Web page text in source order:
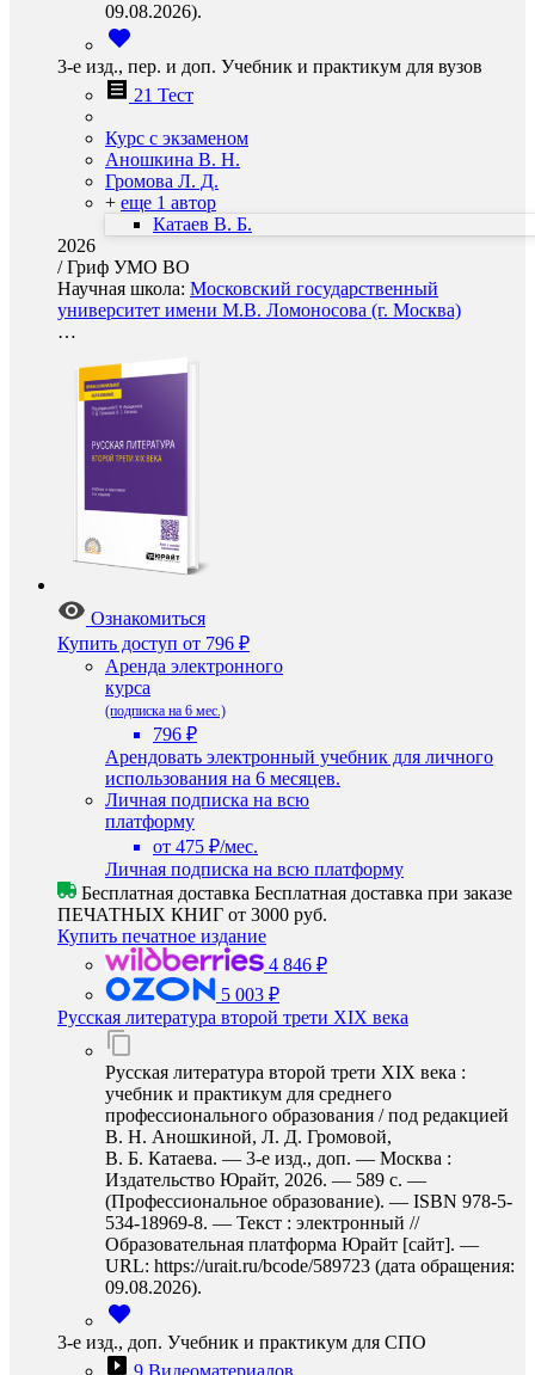
09.08.2026).
3-е изд., пер. и доп. Учебник и практикум для вузов
21 Тест
Курс с экзаменом
Аношкина В. Н.
Громова Л. Д.
+ еще 1 автор
Катаев В. Б.
2026
/Гриф УМО ВО
Научная школа: Московский государственный
университет имени М.В. Ломоносова (г. Москва)
…
Ознакомиться
Купить доступ от 796 ₽
Аренда электронного
курса
(подписка на 6 мес.)
796 ₽
Арендовать электронный учебник для личного
использования на 6 месяцев.
Личная подписка на всю
платформу
от 475 ₽/мес.
Личная подписка на всю платформу
Бесплатная доставка Бесплатная доставка при заказе
ПЕЧАТНЫХ КНИГ от 3000 руб.
Купить печатное издание
4 846 ₽
5 003 ₽
Русская литература второй трети XIX века
Русская литература второй трети XIX века :
учебник и практикум для среднего
профессионального образования / под редакцией
В. Н. Аношкиной, Л. Д. Громовой,
В. Б. Катаева. — 3-е изд., доп. — Москва :
Издательство Юрайт, 2026. — 589 с. —
(Профессиональное образование). — ISBN 978-5-
534-18969-8. — Текст : электронный //
Образовательная платформа Юрайт [сайт]. —
URL: https://urait.ru/bcode/589723 (дата обращения:
09.08.2026).
3-е изд., доп. Учебник и практикум для СПО
9 Видеоматериалов